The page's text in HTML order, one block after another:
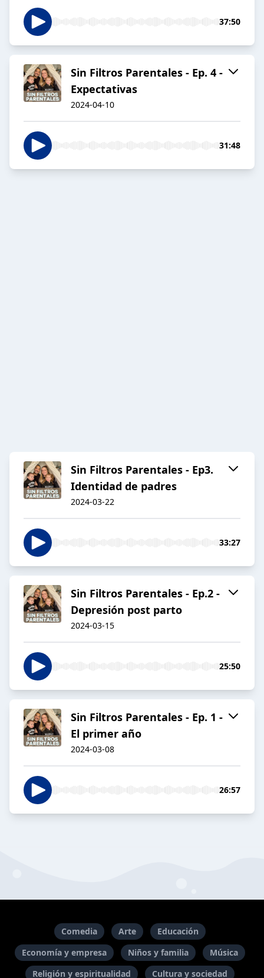
37:50
Sin Filtros Parentales - Ep. 4 -
Expectativas
2024-04-10
31:48
Sin Filtros Parentales - Ep3.
Identidad de padres
2024-03-22
33:27
Sin Filtros Parentales - Ep.2 -
Depresión post parto
2024-03-15
25:50
Sin Filtros Parentales - Ep. 1 -
El primer año
2024-03-08
26:57
Comedia Arte
Educación
Economía y empresa
Niños y familia
Música
Religión y espiritualidad
Cultura y sociedad